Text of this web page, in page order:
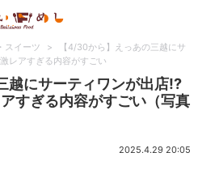
スイーツ >
【4/30から】えっあの三越にサ
レアすぎる内容がすごい
越にサーティワンが出店!?
すぎる内容がすごい（写真
2025.4.29 20:05